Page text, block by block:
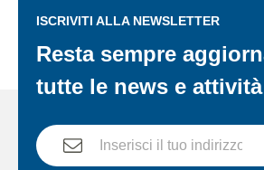
ISCRIVITI ALLA NEWSLETTER
Resta sempre
tutte le news e